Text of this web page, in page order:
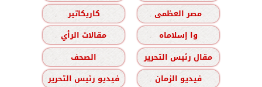
مصر العظمى
كاريكاتير
وا إسلاماه
مقالات الرأي
مقال رئيس التحرير
الصحف
فيديو الزمان
فيديو رئيس التحرير